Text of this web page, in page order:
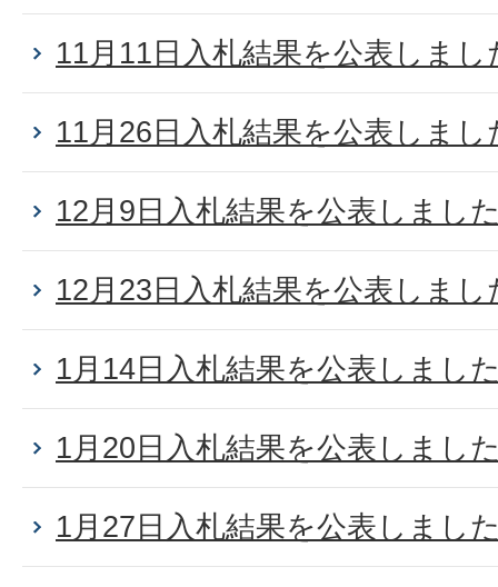
11月11日入札結果を公表しまし
11月26日入札結果を公表しまし
12月9日入札結果を公表しまし
12月23日入札結果を公表しまし
1月14日入札結果を公表しまし
1月20日入札結果を公表しまし
1月27日入札結果を公表しまし